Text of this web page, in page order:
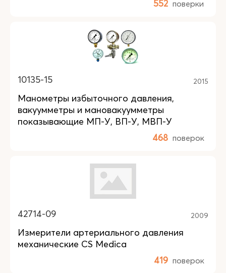
552 поверки
10135-15 2015
Манометры избыточного давления,
вакуумметры и мановакуумметры
показывающие МП-У, ВП-У, МВП-У
468 поверок
42714-09 2009
Измерители артериального давления
механические CS Medica
419 поверок